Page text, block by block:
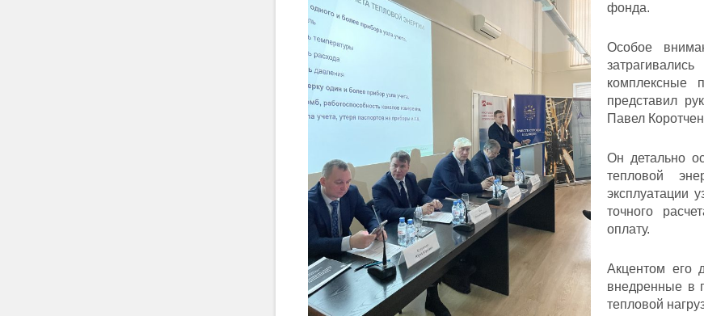
фонда.
Особое
комплексные
представил
Павел
Он детально
тепловой
эксплуатации
точного
оплату.
Акцентом его
внедренные в
тепловой